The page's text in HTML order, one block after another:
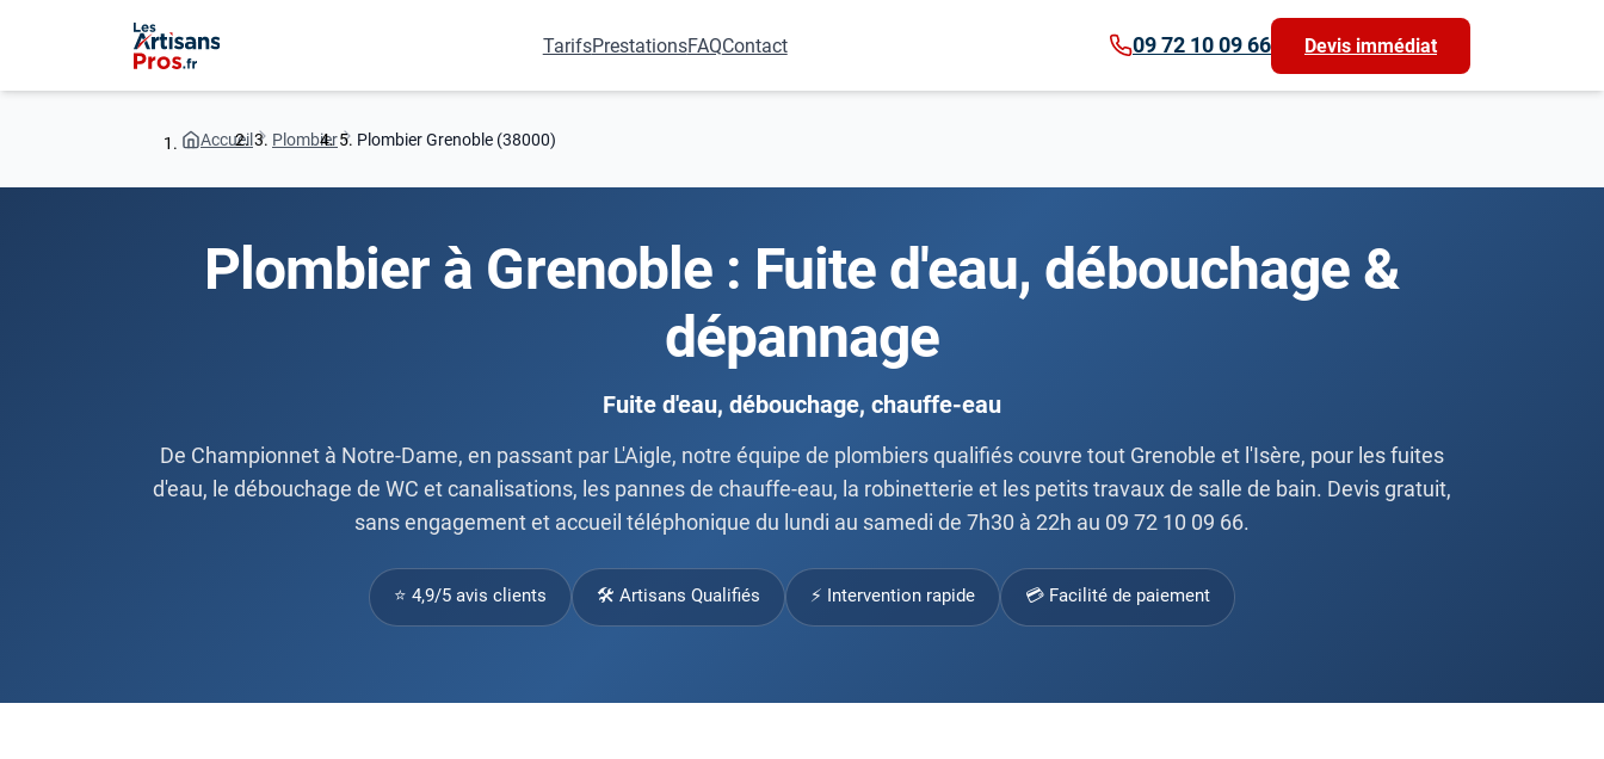
TarifsPrestationsFAQContact 09 72 10 09 66 Devis immédiat
Accueil Plombier Plombier Grenoble (38000)
Plombier à Grenoble : Fuite d'eau, débouchage &
dépannage
Fuite d'eau, débouchage, chauffe-eau
De Championnet à Notre-Dame, en passant par L'Aigle, notre équipe de plombiers qualifiés couvre tout Grenoble et l'Isère, pour les fuites
d'eau, le débouchage de WC et canalisations, les pannes de chauffe-eau, la robinetterie et les petits travaux de salle de bain. Devis gratuit,
sans engagement et accueil téléphonique du lundi au samedi de 7h30 à 22h au 09 72 10 09 66.
⭐ 4,9/5 avis clients 🛠 Artisans Qualifiés ⚡ Intervention rapide 💳 Facilité de paiement